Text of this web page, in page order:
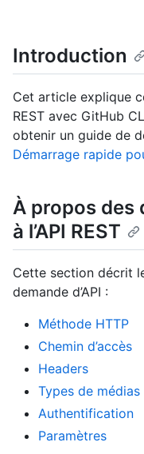
Introduction
Cet article explique
REST avec GitHub
obtenir un guide de
Démarrage rapide
À propos des
à l’API REST
Cette section décrit
demande d’API :
Méthode HTTP
Chemin d’accès
Headers
Types de médias
Authentification
Paramètres